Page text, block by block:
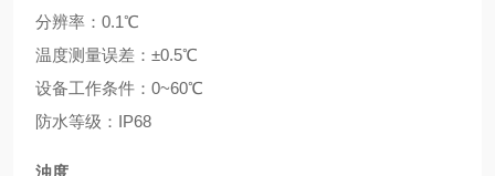
分辨率：0.1℃
温度测量误差：±0.5℃
设备工作条件：0~60℃
防水等级：IP68
浊度